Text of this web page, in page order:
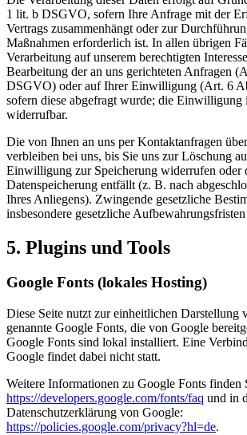
1 lit. b DSGVO, sofern Ihre Anfrage mit der
Vertrags zusammenhängt oder zur
Maßnahmen erforderlich ist. In allen übrigen
Verarbeitung auf unserem berechtigten
Bearbeitung der an uns gerichteten Anfragen
DSGVO) oder auf Ihrer Einwilligung (Art. 6
sofern diese abgefragt wurde; die Einwilligung
widerrufbar.
Die von Ihnen an uns per Kontaktanfragen
verbleiben bei uns, bis Sie uns zur Löschung
Einwilligung zur Speicherung widerrufen oder
Datenspeicherung entfällt (z. B. nach
Ihres Anliegens). Zwingende gesetzliche
insbesondere gesetzliche
5. Plugins und Tools
Google Fonts (lokales Hosting)
Diese Seite nutzt zur einheitlichen Darstellung
genannte Google Fonts, die von Google
Google Fonts sind lokal installiert. Eine
Google findet dabei nicht statt.
Weitere Informationen zu Google Fonts finden
https://developers.google.com/fonts/faq und in
Datenschutzerklärung von Google:
https://policies.google.com/privacy?hl=de.